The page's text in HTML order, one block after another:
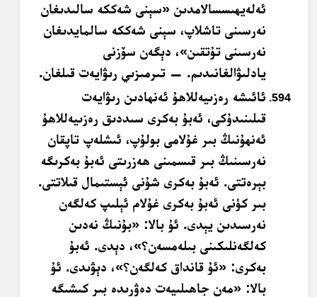
ئەلەيھىسسالامدىن «سېنى شەككە سالىدىغان
نەرسىنى تاشلاپ، سېنى شەككە سالمايدىغان
نەرسىنى تۇتقىن»، دېگەن سۆزنى
يادلىۋالغانىدىم. — تىرمىزىي رىۋايەت قىلغان.
ئائىشە رەزىيەللاھۇ ئەنھادىن رىۋايەت
قىلىنىدۇكى، ئەبۇ بەكرى سىددىق رەزىيەللاھۇ
ئەنھۇنىڭ بىر غۇلامى بولۇپ، ئىشلەپ تاپقان
نەرسىنىڭ بىر قىسمىنى ھەزرىتى ئەبۇ بەكرىگە
بېرەتتى. ئەبۇ بەكرى شۇنى ئېستىمال قىلاتتى.
بىر كۈنى ئەبۇ بەكرى غۇلام ئېلىپ كەلگەن
نەرسىدىن يېدى. ئۇ بالا: «بۇنىڭ نەدىن
كەلگەنلىكىنى بىلەمسەن؟»، دېدى. ئەبۇ
بەكرى: «ئۇ قانداق كەلگەن؟»، دېۋىدى. ئۇ
بالا: «مەن جاھىلىيەت دەۋرىدە بىر كىشىگە